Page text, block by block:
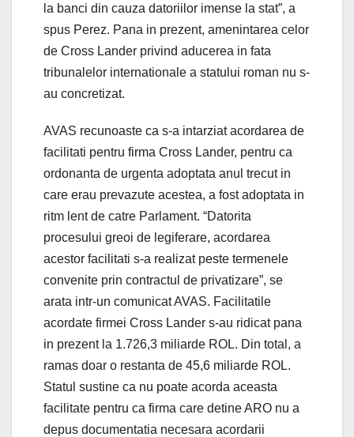
la banci din cauza datoriilor imense la stat”, a
spus Perez. Pana in prezent, amenintarea celor
de Cross Lander privind aducerea in fata
tribunalelor internationale a statului roman nu s-
au concretizat.
AVAS recunoaste ca s-a intarziat acordarea de
facilitati pentru firma Cross Lander, pentru ca
ordonanta de urgenta adoptata anul trecut in
care erau prevazute acestea, a fost adoptata in
ritm lent de catre Parlament. “Datorita
procesului greoi de legiferare, acordarea
acestor facilitati s-a realizat peste termenele
convenite prin contractul de privatizare”, se
arata intr-un comunicat AVAS. Facilitatile
acordate firmei Cross Lander s-au ridicat pana
in prezent la 1.726,3 miliarde ROL. Din total, a
ramas doar o restanta de 45,6 miliarde ROL.
Statul sustine ca nu poate acorda aceasta
facilitate pentru ca firma care detine ARO nu a
depus documentatia necesara acordarii